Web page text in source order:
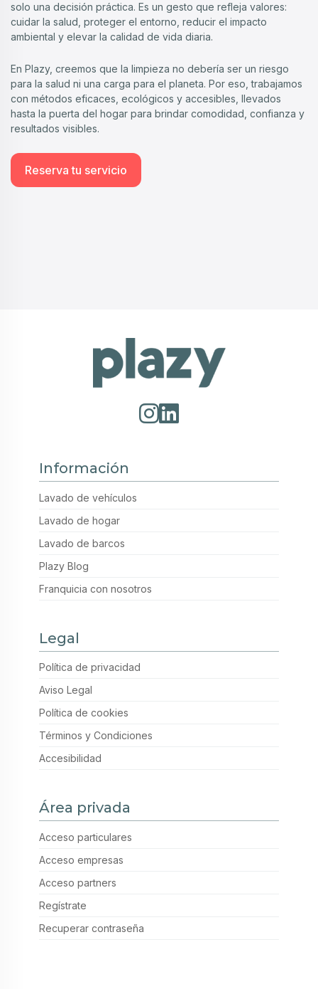
solo una decisión práctica. Es un gesto que refleja valores:
cuidar la salud, proteger el entorno, reducir el impacto
ambiental y elevar la calidad de vida diaria.
En Plazy, creemos que la limpieza no debería ser un riesgo
para la salud ni una carga para el planeta. Por eso, trabajamos
con métodos eficaces, ecológicos y accesibles, llevados
hasta la puerta del hogar para brindar comodidad, confianza y
resultados visibles.
Reserva tu servicio
Información
Lavado de vehículos
Lavado de hogar
Lavado de barcos
Plazy Blog
Franquicia con nosotros
Legal
Política de privacidad
Aviso Legal
Política de cookies
Términos y Condiciones
Accesibilidad
Área privada
Acceso particulares
Acceso empresas
Acceso partners
Regístrate
Recuperar contraseña